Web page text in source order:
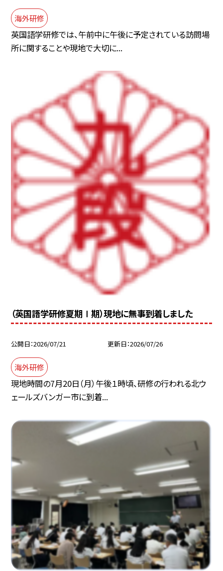
海外研修
英国語学研修では、午前中に午後に予定されている訪問場
所に関することや現地で大切に...
（英国語学研修夏期Ⅰ期）現地に無事到着しました
公開日 2026/07/21 更新日 2026/07/26
海外研修
現地時間の7月20日（月）午後１時頃、研修の行われる北ウ
ェールズバンガー市に到着...